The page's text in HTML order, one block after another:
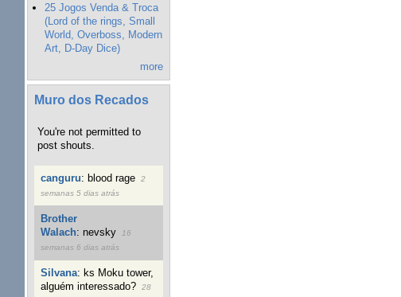
25 Jogos Venda & Troca
(Lord of the rings, Small
World, Overboss, Modern
Art, D-Day Dice)
more
Muro dos Recados
You're not permitted to
post shouts.
canguru: blood rage
2
semanas 5 dias atrás
Brother
Walach: nevsky
16
semanas 6 dias atrás
Silvana: ks Moku tower,
alguém interessado?
28